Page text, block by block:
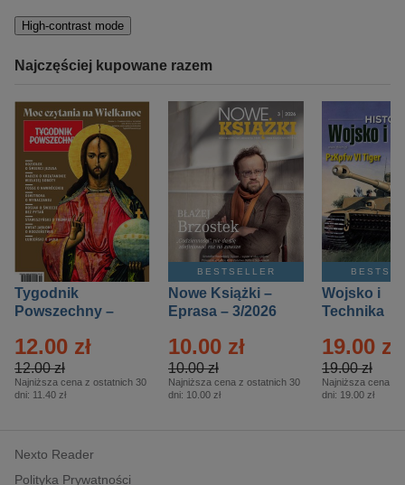
High-contrast mode
Najczęściej kupowane razem
Tygodnik
Powszechny –
12.00 zł
12.00 zł
Najniższa cena z ostatnich 30
dni: 11.40 zł
BESTSELLER
Nowe Książki –
Eprasa – 3/2026
10.00 zł
10.00 zł
Najniższa cena z ostatnich 30
dni: 10.00 zł
Wojsko i
Technika
– 2/2026
19.00 zł
19.00 zł
Najniższa cena z
dni: 19.00 zł
Nexto Reader
Polityka Prywatności